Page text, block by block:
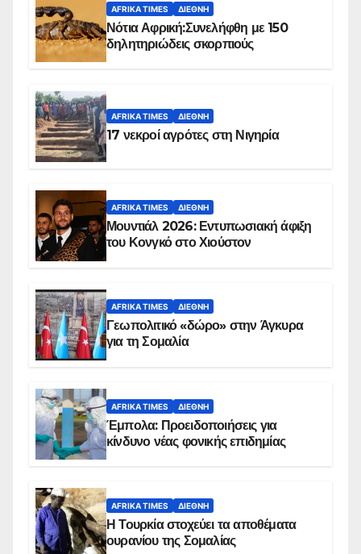
AFRIKA TIMES ΔΙΕΘΝΉ
Νότια Αφρική:Συνελήφθη με 150
δηλητηριώδεις σκορπιούς
AFRIKA TIMES ΔΙΕΘΝΉ
17 νεκροί αγρότες στη Νιγηρία
AFRIKA TIMES ΔΙΕΘΝΉ
Μουντιάλ 2026: Εντυπωσιακή άφιξη
του Κονγκό στο Χιούστον
AFRIKA TIMES ΔΙΕΘΝΉ
Γεωπολιτικό «δώρο» στην Άγκυρα
για τη Σομαλία
AFRIKA TIMES ΔΙΕΘΝΉ
Έμπολα: Προειδοποιήσεις για
κίνδυνο νέας φονικής επιδημίας
AFRIKA TIMES ΔΙΕΘΝΉ
Η Τουρκία στοχεύει τα αποθέματα
ουρανίου της Σομαλίας